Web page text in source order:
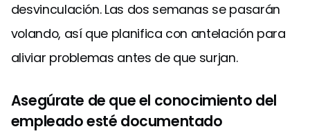
desvinculación. Las dos semanas se pasarán
volando, así que planifica con antelación para
aliviar problemas antes de que surjan.
Asegúrate de que el conocimiento del
empleado esté documentado